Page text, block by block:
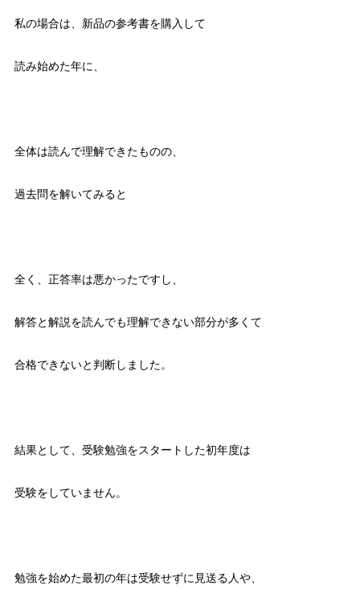
私の場合は、新品の参考書を購入して
読み始めた年に、
全体は読んで理解できたものの、
過去問を解いてみると
全く、正答率は悪かったですし、
解答と解説を読んでも理解できない部分が多くて
合格できないと判断しました。
結果として、受験勉強をスタートした初年度は
受験をしていません。
勉強を始めた最初の年は受験せずに見送る人や、